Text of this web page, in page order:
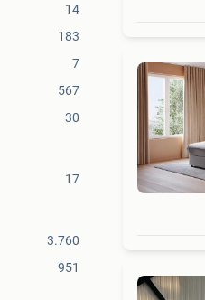
14
183
7
567
30
17
3.760
951